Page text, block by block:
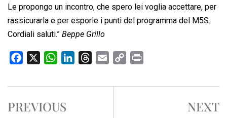
Le propongo un incontro, che spero lei voglia accettare, per
rassicurarla e per esporle i punti del programma del M5S.
Cordiali saluti.” Beppe Grillo
c
b
W
a
s
n
r
a
p
i
PREVIOUS NEXT